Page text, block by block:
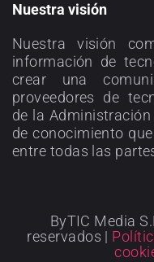
Nuestra visión
Nuestra visión
información de
crear una
proveedores de
de la
de conocimiento
entre todas las
ByTIC Media
reservados |